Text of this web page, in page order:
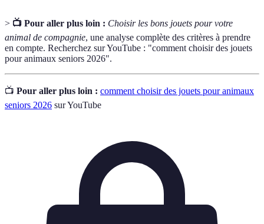
> 📺 Pour aller plus loin : Choisir les bons jouets pour votre
animal de compagnie, une analyse complète des critères à prendre
en compte. Recherchez sur YouTube : "comment choisir des jouets
pour animaux seniors 2026".
📺 Pour aller plus loin : comment choisir des jouets pour animaux
seniors 2026 sur YouTube